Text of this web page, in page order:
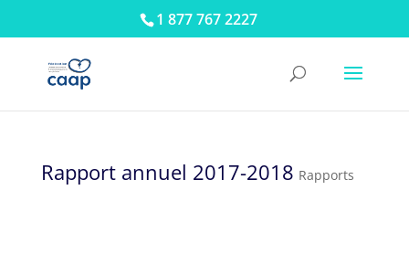
1 877 767 2227
Rapport annuel 2017-2018 Rapports